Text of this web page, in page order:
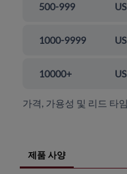
500-999
1000-9999
10000+
가격, 가용성 및 리드 타
제품 사양